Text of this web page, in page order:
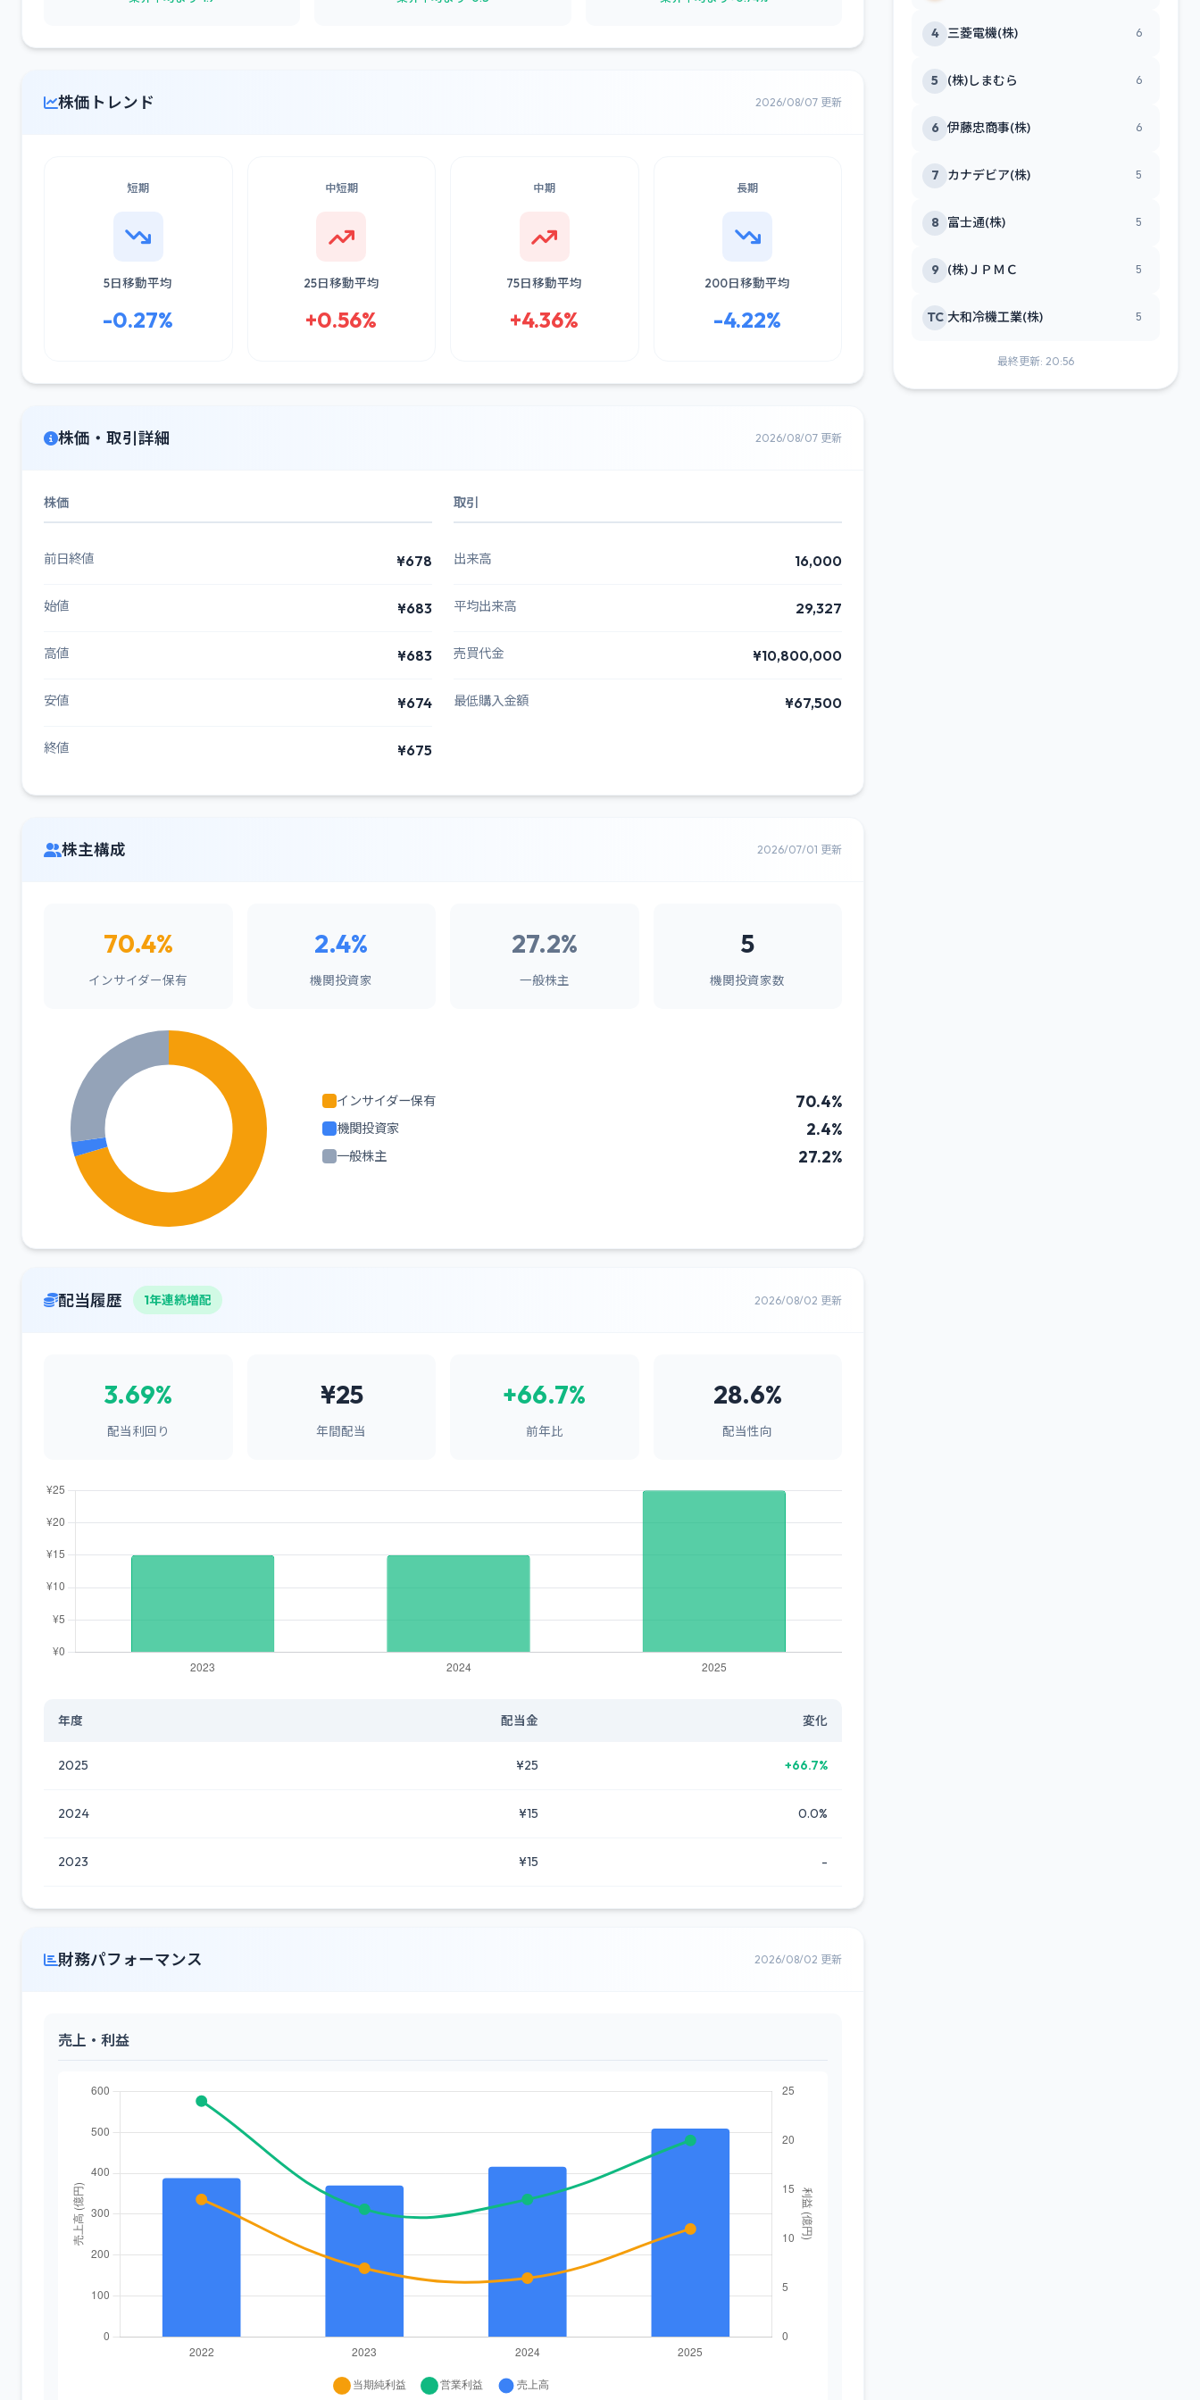
株価トレンド 2026/08/07 更新
短期
5日移動平均
-0.27%
中短期
25日移動平均
+0.56%
中期
75日移動平均
+4.36%
長期
200日移動平均
-4.22%
株価・取引詳細 2026/08/07 更新
株価
前日終値 ¥678
始値 ¥683
高値 ¥683
安値 ¥674
終値 ¥675
取引
出来高 16,000
平均出来高 29,327
売買代金 ¥10,800,000
最低購入金額 ¥67,500
株主構成 2026/07/01 更新
70.4%
インサイダー保有
2.4%
機関投資家
27.2%
一般株主
5
機関投資家数
インサイダー保有 70.4%
機関投資家 2.4%
一般株主 27.2%
配当履歴 1年連続増配 2026/08/02 更新
3.69%
配当利回り
¥25
年間配当
+66.7%
前年比
28.6%
配当性向
年度 配当金 変化
2025 ¥25 +66.7%
2024 ¥15 0.0%
2023 ¥15 -
財務パフォーマンス 2026/08/02 更新
売上・利益
4 三菱電機(株) 6
5 (株)しまむら 6
6 伊藤忠商事(株) 6
7 カナデビア(株) 5
8 富士通(株) 5
9 (株)ＪＰＭＣ 5
TC 大和冷機工業(株) 5
最終更新: 20:56